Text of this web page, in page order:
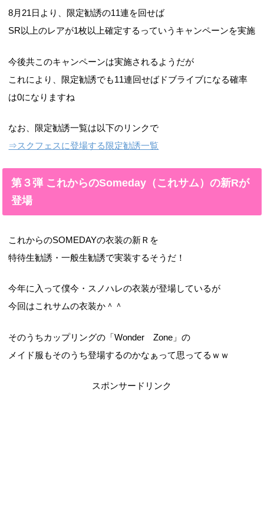
8月21日より、限定勧誘の11連を回せば
SR以上のレアが1枚以上確定するっていうキャンペーンを実施
今後共このキャンペーンは実施されるようだが
これにより、限定勧誘でも11連回せばドブライブになる確率
は0になりますね
なお、限定勧誘一覧は以下のリンクで
⇒スクフェスに登場する限定勧誘一覧
第３弾 これからのSomeday（これサム）の新Rが
登場
これからのSOMEDAYの衣装の新Ｒを
特待生勧誘・一般生勧誘で実装するそうだ！
今年に入って僕今・スノハレの衣装が登場しているが
今回はこれサムの衣装か＾＾
そのうちカップリングの「Wonder Zone」の
メイド服もそのうち登場するのかなぁって思ってるｗｗ
スポンサードリンク